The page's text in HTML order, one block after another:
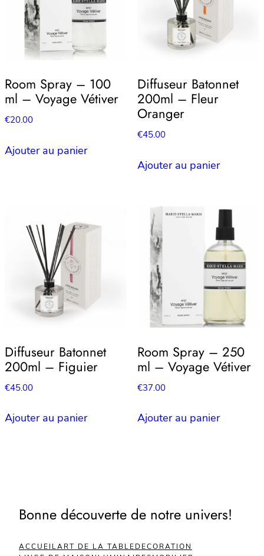
Room Spray – 100
ml – Voyage Vétiver
€20.00
Ajouter au panier
Diffuseur Batonnet
200ml – Fleur
Oranger
€45.00
Ajouter au panier
Diffuseur Batonnet
200ml – Figuier
€45.00
Ajouter au panier
Room Spray – 250
ml – Voyage Vétiver
€37.00
Ajouter au panier
Bonne découverte de notre univers!
ACCUEILART DE LA TABLEDECORATION